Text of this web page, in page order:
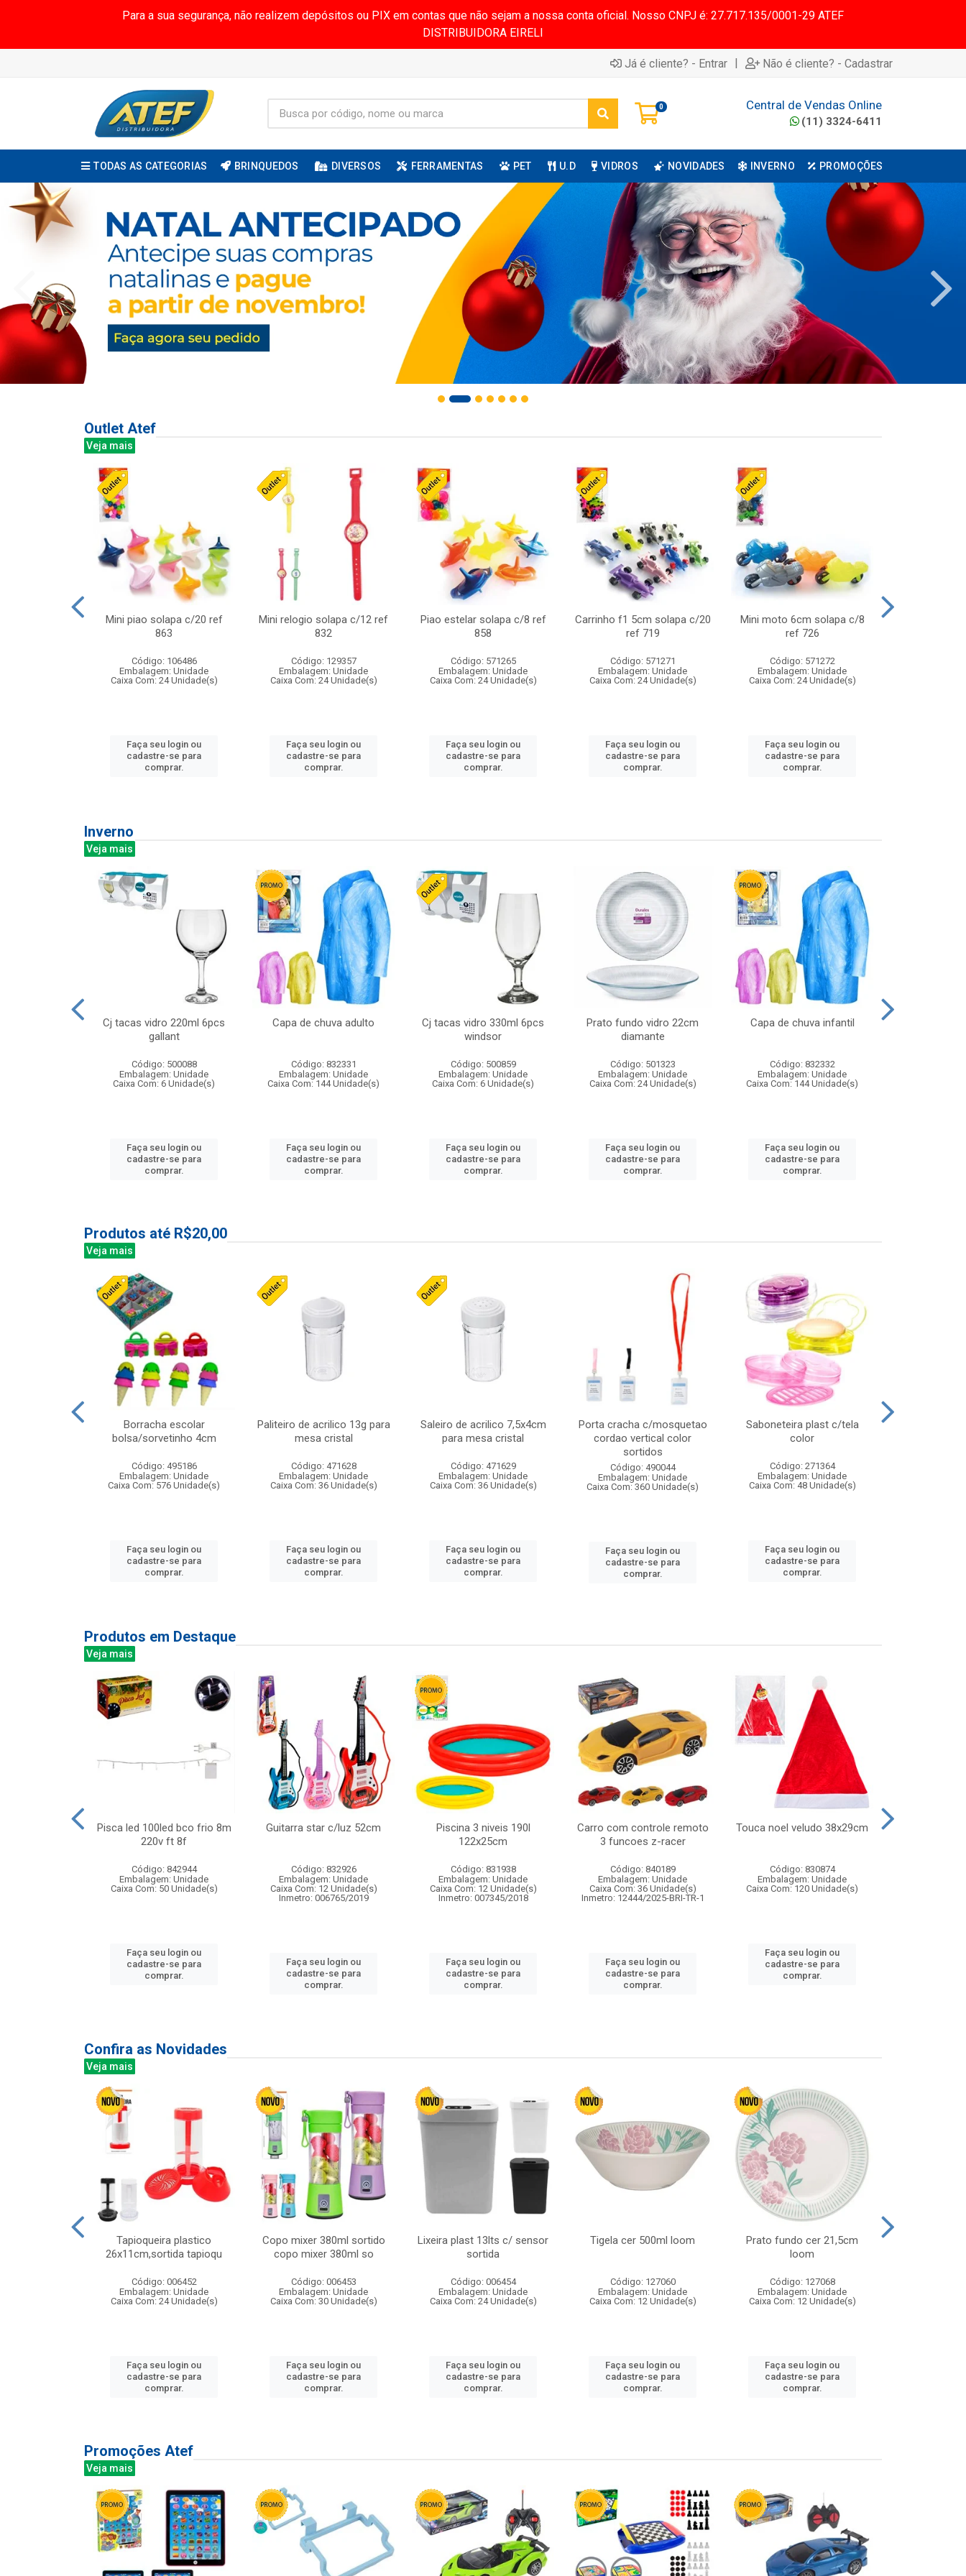
Para a sua segurança, não realizem depósitos ou PIX em contas que não sejam a nossa conta oficial. Nosso CNPJ é: 27.717.135/0001-29 ATEF
DISTRIBUIDORA EIRELI
Já é cliente? - Entrar | Não é cliente? - Cadastrar
0 Central de Vendas Online
(11) 3324-6411
TODAS AS CATEGORIAS BRINQUEDOS DIVERSOS FERRAMENTAS PET U.D VIDROS NOVIDADES INVERNO PROMOÇÕES
Outlet Atef
Veja mais
Mini piao solapa c/20 ref
863
Código: 106486
Embalagem: Unidade
Caixa Com: 24 Unidade(s)
Faça seu login ou
cadastre-se para
comprar.
Mini relogio solapa c/12 ref
832
Código: 129357
Embalagem: Unidade
Caixa Com: 24 Unidade(s)
Faça seu login ou
cadastre-se para
comprar.
Piao estelar solapa c/8 ref
858
Código: 571265
Embalagem: Unidade
Caixa Com: 24 Unidade(s)
Faça seu login ou
cadastre-se para
comprar.
Carrinho f1 5cm solapa c/20
ref 719
Código: 571271
Embalagem: Unidade
Caixa Com: 24 Unidade(s)
Faça seu login ou
cadastre-se para
comprar.
Mini moto 6cm solapa c/8
ref 726
Código: 571272
Embalagem: Unidade
Caixa Com: 24 Unidade(s)
Faça seu login ou
cadastre-se para
comprar.
Inverno
Veja mais
Cj tacas vidro 220ml 6pcs
gallant
Código: 500088
Embalagem: Unidade
Caixa Com: 6 Unidade(s)
Faça seu login ou
cadastre-se para
comprar.
Capa de chuva adulto
Código: 832331
Embalagem: Unidade
Caixa Com: 144 Unidade(s)
Faça seu login ou
cadastre-se para
comprar.
Cj tacas vidro 330ml 6pcs
windsor
Código: 500859
Embalagem: Unidade
Caixa Com: 6 Unidade(s)
Faça seu login ou
cadastre-se para
comprar.
Prato fundo vidro 22cm
diamante
Código: 501323
Embalagem: Unidade
Caixa Com: 24 Unidade(s)
Faça seu login ou
cadastre-se para
comprar.
Capa de chuva infantil
Código: 832332
Embalagem: Unidade
Caixa Com: 144 Unidade(s)
Faça seu login ou
cadastre-se para
comprar.
Produtos até R$20,00
Veja mais
Borracha escolar
bolsa/sorvetinho 4cm
Código: 495186
Embalagem: Unidade
Caixa Com: 576 Unidade(s)
Faça seu login ou
cadastre-se para
comprar.
Paliteiro de acrilico 13g para
mesa cristal
Código: 471628
Embalagem: Unidade
Caixa Com: 36 Unidade(s)
Faça seu login ou
cadastre-se para
comprar.
Saleiro de acrilico 7,5x4cm
para mesa cristal
Código: 471629
Embalagem: Unidade
Caixa Com: 36 Unidade(s)
Faça seu login ou
cadastre-se para
comprar.
Porta cracha c/mosquetao
cordao vertical color
sortidos
Código: 490044
Embalagem: Unidade
Caixa Com: 360 Unidade(s)
Faça seu login ou
cadastre-se para
comprar.
Saboneteira plast c/tela
color
Código: 271364
Embalagem: Unidade
Caixa Com: 48 Unidade(s)
Faça seu login ou
cadastre-se para
comprar.
Produtos em Destaque
Veja mais
Pisca led 100led bco frio 8m
220v ft 8f
Código: 842944
Embalagem: Unidade
Caixa Com: 50 Unidade(s)
Faça seu login ou
cadastre-se para
comprar.
Guitarra star c/luz 52cm
Código: 832926
Embalagem: Unidade
Caixa Com: 12 Unidade(s)
Inmetro: 006765/2019
Faça seu login ou
cadastre-se para
comprar.
Piscina 3 niveis 190l
122x25cm
Código: 831938
Embalagem: Unidade
Caixa Com: 12 Unidade(s)
Inmetro: 007345/2018
Faça seu login ou
cadastre-se para
comprar.
Carro com controle remoto
3 funcoes z-racer
Código: 840189
Embalagem: Unidade
Caixa Com: 36 Unidade(s)
Inmetro: 12444/2025-BRI-TR-1
Faça seu login ou
cadastre-se para
comprar.
Touca noel veludo 38x29cm
Código: 830874
Embalagem: Unidade
Caixa Com: 120 Unidade(s)
Faça seu login ou
cadastre-se para
comprar.
Confira as Novidades
Veja mais
Tapioqueira plastico
26x11cm,sortida tapioqu
Código: 006452
Embalagem: Unidade
Caixa Com: 24 Unidade(s)
Faça seu login ou
cadastre-se para
comprar.
Copo mixer 380ml sortido
copo mixer 380ml so
Código: 006453
Embalagem: Unidade
Caixa Com: 30 Unidade(s)
Faça seu login ou
cadastre-se para
comprar.
Lixeira plast 13lts c/ sensor
sortida
Código: 006454
Embalagem: Unidade
Caixa Com: 24 Unidade(s)
Faça seu login ou
cadastre-se para
comprar.
Tigela cer 500ml loom
Código: 127060
Embalagem: Unidade
Caixa Com: 12 Unidade(s)
Faça seu login ou
cadastre-se para
comprar.
Prato fundo cer 21,5cm
loom
Código: 127068
Embalagem: Unidade
Caixa Com: 12 Unidade(s)
Faça seu login ou
cadastre-se para
comprar.
Promoções Atef
Veja mais